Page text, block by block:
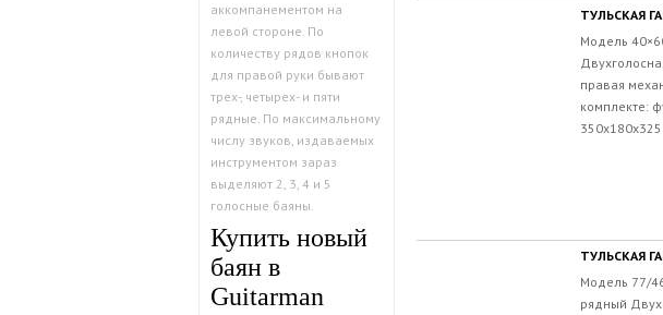
аккомпанементом на
левой стороне. По
количеству рядов кнопок
для правой руки бывают
трех-, четырех- и пяти
рядные. По максимальному
числу звуков, издаваемых
инструментом зараз
выделяют 2, 3, 4 и 5
голосные баяны.
Купить новый
баян в
Guitarman
ТУЛЬСКАЯ
Модель
правая
комплекте:
ТУЛЬСКАЯ
Модель 77/
рядный